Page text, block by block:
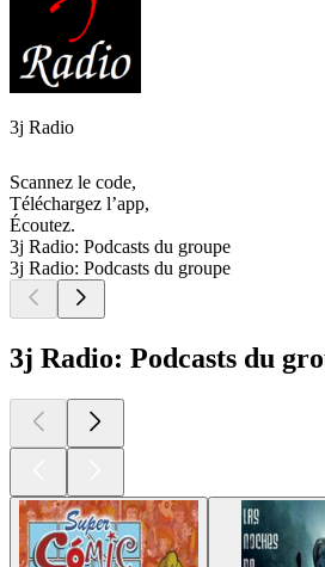
3j Radio
Scannez le code,
Téléchargez l’app,
Écoutez.
3j Radio: Podcasts du groupe
3j Radio: Podcasts du groupe
3j Radio: Podcasts du